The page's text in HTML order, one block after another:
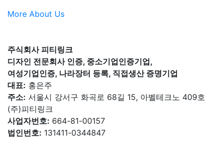
More About Us
주식회사 피티링크
디자인 전문회사 인증, 중소기업인증기업,
여성기업인증, 나라장터 등록, 직접생산 증명기업
대표: 홍은주
주소: 서울시 강서구 화곡로 68길 15, 아벨테크노 409호
(주)피티링크
사업자번호: 664-81-00157
법인번호: 131411-0344847